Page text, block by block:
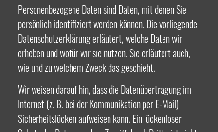
Personenbezogene Daten sind Daten, mit denen Sie
persönlich identifiziert werden können. Die vorliegende
Datenschutzerklärung erläutert, welche Daten wir
erheben und wofür wir sie nutzen. Sie erläutert auch,
wie und zu welchem Zweck das geschieht.
Wir weisen darauf hin, dass die Datenübertragung im
Internet (z. B. bei der Kommunikation per E-Mail)
Sicherheitslücken aufweisen kann. Ein lückenloser